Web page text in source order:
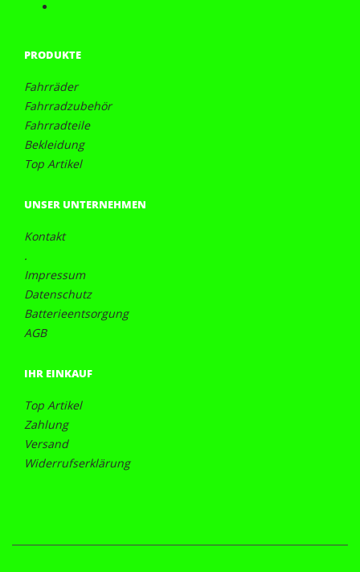
PRODUKTE
Fahrräder
Fahrradzubehör
Fahrradteile
Bekleidung
Top Artikel
UNSER UNTERNEHMEN
Kontakt
.
Impressum
Datenschutz
Batterieentsorgung
AGB
IHR EINKAUF
Top Artikel
Zahlung
Versand
Widerrufserklärung